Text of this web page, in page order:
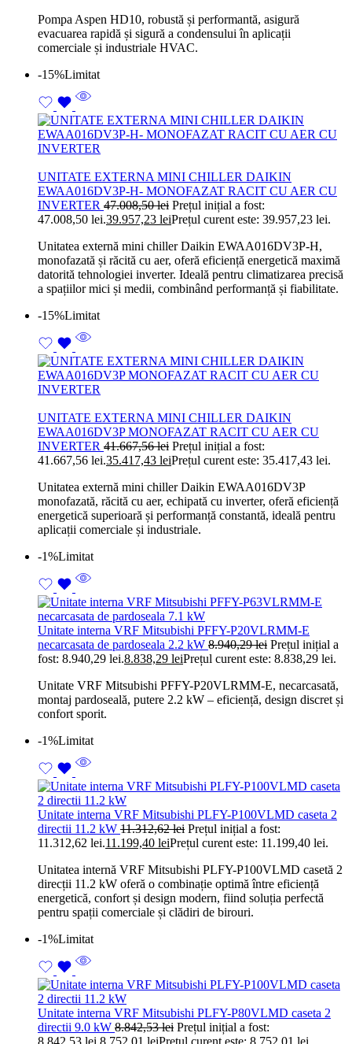
Pompa Aspen HD10, robustă și performantă, asigură
evacuarea rapidă și sigură a condensului în aplicații
comerciale și industriale HVAC.
-15%Limitat
UNITATE EXTERNA MINI CHILLER DAIKIN
EWAA016DV3P-H- MONOFAZAT RACIT CU AER CU
INVERTER 47.008,50lei Prețul inițial a fost:
47.008,50 lei.39.957,23 leiPrețul curent este: 39.957,23 lei.
Unitatea externă mini chiller Daikin EWAA016DV3P-H,
monofazată și răcită cu aer, oferă eficiență energetică maximă
datorită tehnologiei inverter. Ideală pentru climatizarea precisă
a spațiilor mici și medii, combinând performanță și fiabilitate.
-15%Limitat
UNITATE EXTERNA MINI CHILLER DAIKIN
EWAA016DV3P MONOFAZAT RACIT CU AER CU
INVERTER 41.667,56lei Prețul inițial a fost:
41.667,56 lei.35.417,43 leiPrețul curent este: 35.417,43 lei.
Unitatea externă mini chiller Daikin EWAA016DV3P
monofazată, răcită cu aer, echipată cu inverter, oferă eficiență
energetică superioară și performanță constantă, ideală pentru
aplicații comerciale și industriale.
-1%Limitat
Unitate interna VRF Mitsubishi PFFY-P20VLRMM-E
necarcasata de pardoseala 2.2 kW 8.940,29lei Prețul inițial a
fost: 8.940,29 lei.8.838,29 leiPrețul curent este: 8.838,29 lei.
Unitate VRF Mitsubishi PFFY-P20VLRMM-E, necarcasată,
montaj pardoseală, putere 2.2 kW – eficiență, design discret și
confort sporit.
-1%Limitat
Unitate interna VRF Mitsubishi PLFY-P100VLMD caseta 2
directii 11.2 kW 11.312,62lei Prețul inițial a fost:
11.312,62 lei.11.199,40 leiPrețul curent este: 11.199,40 lei.
Unitatea internă VRF Mitsubishi PLFY-P100VLMD casetă 2
direcții 11.2 kW oferă o combinație optimă între eficiență
energetică, confort și design modern, fiind soluția perfectă
pentru spații comerciale și clădiri de birouri.
-1%Limitat
Unitate interna VRF Mitsubishi PLFY-P80VLMD caseta 2
directii 9.0 kW 8.842,53lei Prețul inițial a fost:
8.842,53 lei. 8.752,01 leiPrețul curent este: 8.752,01 lei.